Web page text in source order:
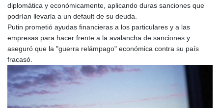
diplomática y económicamente, aplicando duras sanciones que
podrían llevarla a un default de su deuda.
Putin prometió ayudas financieras a los particulares y a las
empresas para hacer frente a la avalancha de sanciones y
aseguró que la "guerra relámpago" económica contra su país
fracasó.